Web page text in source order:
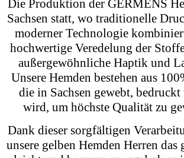
ohne schwer oder streng
Die Geburt eines
Jedes GERMENS Hemd
Leinwand, die von Künstlern
Kunstwerken zum Leben
Vorlagen für den Druck auf
Baumwollstoffe. Dieser Prozess